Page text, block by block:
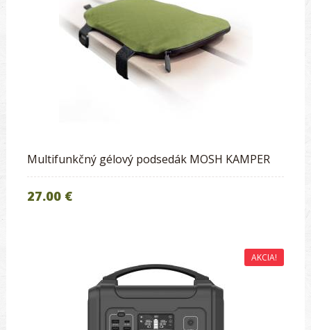
Multifunkčný gélový podsedák MOSH KAMPER
27.00 €
AKCIA!